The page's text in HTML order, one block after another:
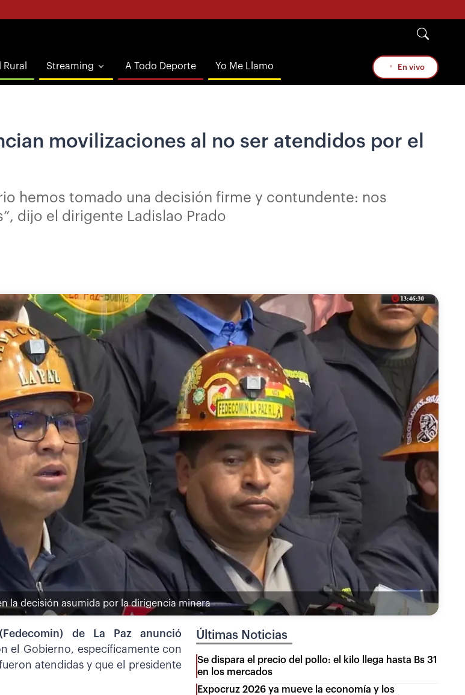
Rural Streaming A Todo Deporte Yo Me Llamo En vivo
movilizaciones al no ser atendidos por el
hemos tomado una decisión firme y contundente: nos
dijo el dirigente Ladislao Prado
la decisión asumida por la dirigencia minera
de La Paz anunció
el Gobierno, específicamente con
atendidas y que el presidente
Últimas Noticias
Se dispara el precio del pollo: el kilo llega hasta Bs 31
en los mercados
Expocruz 2026 ya mueve la economía y los